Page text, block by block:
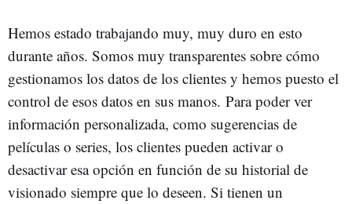
Hemos estado trabajando muy, muy duro en esto
durante años. Somos muy transparentes sobre cómo
gestionamos los datos de los clientes y hemos puesto el
control de esos datos en sus manos. Para poder ver
información personalizada, como sugerencias de
películas o series, los clientes pueden activar o
desactivar esa opción en función de su historial de
visionado siempre que lo deseen. Si tienen un